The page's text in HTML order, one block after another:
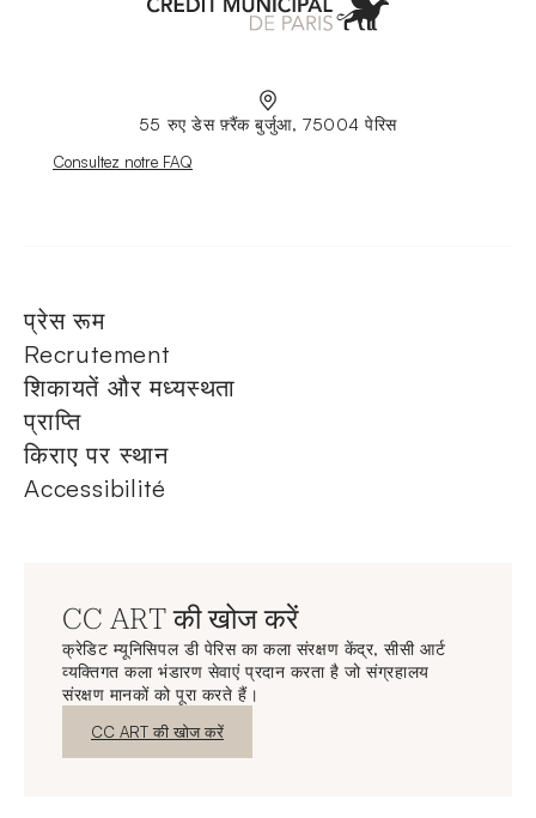
55 रुए डेस फ़्रैंक बुर्जुआ, 75004 पेरिस
Nouvelle fenêtre
Consultez notre FAQ
प्रेस रूम
Recrutement
शिकायतें और मध्यस्थता
प्राप्ति
किराए पर स्थान
Accessibilité
CC ART की खोज करें
क्रेडिट म्यूनिसिपल डी पेरिस का कला संरक्षण केंद्र, सीसी आर्ट
व्यक्तिगत कला भंडारण सेवाएं प्रदान करता है जो संग्रहालय
संरक्षण मानकों को पूरा करते हैं।
नई विंडो
CC ART की खोज करें